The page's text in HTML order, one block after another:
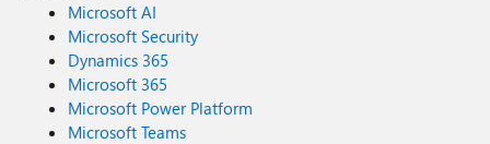
Microsoft AI
Microsoft Security
Dynamics 365
Microsoft 365
Microsoft Power Platform
Microsoft Teams